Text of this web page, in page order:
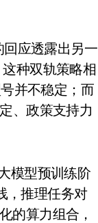
应透露出另一
种双轨策略相
并不稳定；而
、政策支持力
模型预训练阶
，推理任务对
的算力组合，